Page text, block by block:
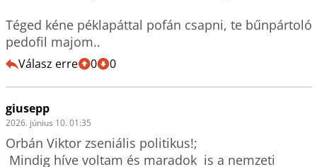
Téged kéne péklapáttal pofán csapni, te bűnpártoló
pedofil majom..
Válasz erre 0 0
giusepp
2026. június 10. 01:35
Orbán Viktor zseniális politikus!;